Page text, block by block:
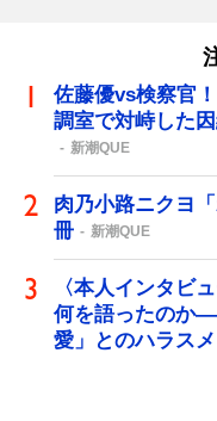
佐藤優vs検察官
調室で対峙した
新潮QUE
肉乃小路ニクヨ
冊
新潮QUE
〈本人インタビ
何を語ったのか
愛」とのハラス